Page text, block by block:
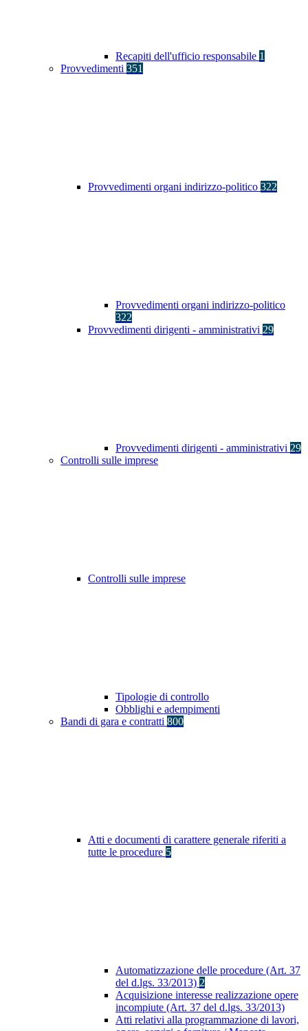
Recapiti dell'ufficio responsabile 1
Provvedimenti 351
Provvedimenti organi indirizzo-politico 322
Provvedimenti organi indirizzo-politico
322
Provvedimenti dirigenti - amministrativi 29
Provvedimenti dirigenti - amministrativi 29
Controlli sulle imprese
Controlli sulle imprese
Tipologie di controllo
Obblighi e adempimenti
Bandi di gara e contratti 800
Atti e documenti di carattere generale riferiti a
tutte le procedure 5
Automatizzazione delle procedure (Art. 37
del d.lgs. 33/2013) 2
Acquisizione interesse realizzazione opere
incompiute (Art. 37 del d.lgs. 33/2013)
Atti relativi alla programmazione di lavori,